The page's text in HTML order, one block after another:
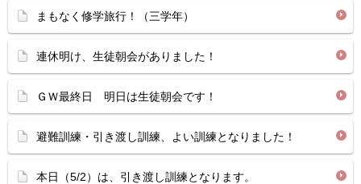
まもなく修学旅行！（三学年）
連休明け、生徒朝会がありました！
ＧＷ最終日 明日は生徒朝会です！
避難訓練・引き渡し訓練、よい訓練となりました！
本日（5/2）は、引き渡し訓練となります。